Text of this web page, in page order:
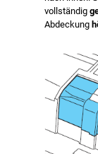
vollständig
Abdeckung